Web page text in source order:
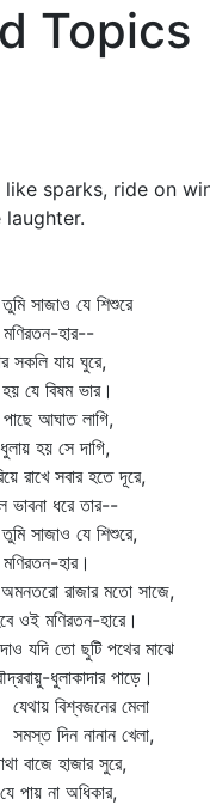
Topics
like sparks, ride on
সাজাও যে শিশুরে
হার--
যায় ঘুরে,
বিষম ভার।
লাগি,
সে দাগি,
সবার হতে দূরে,
ধরে তার--
সাজাও যে শিশুরে,
হার।
রাজার মতো সাজে,
হারে।
তো ছুটি পথের মাঝে
পাড়ে।
মেলা
খেলা,
বাজে হাজার সুরে,
না অধিকার,